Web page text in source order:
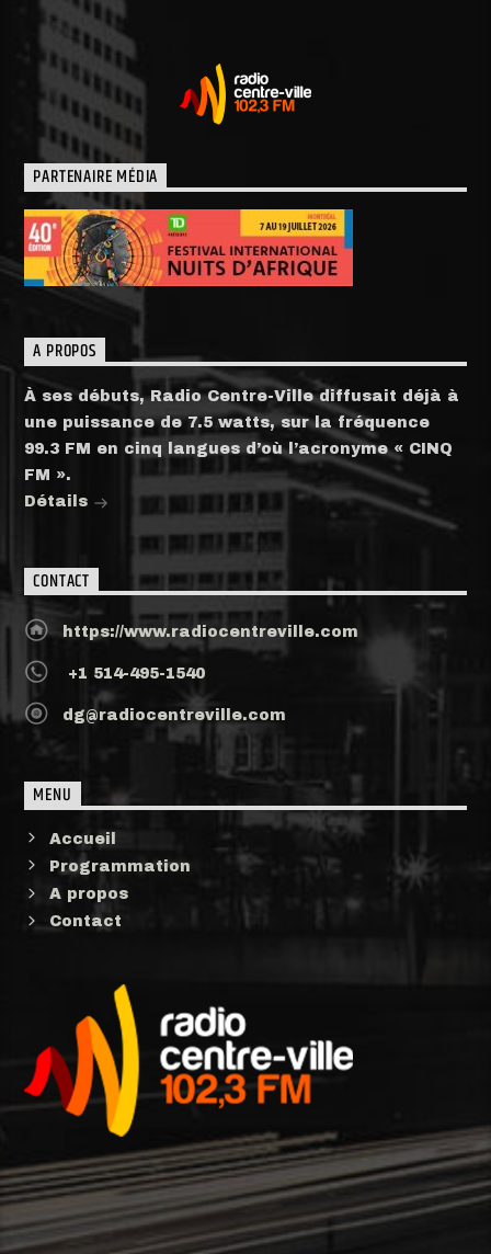
PARTENAIRE MÉDIA
A PROPOS
À ses débuts, Radio Centre-Ville diffusait déjà à
une puissance de 7.5 watts, sur la fréquence
99.3 FM en cinq langues d’où l’acronyme « CINQ
FM ».
Détails
CONTACT
https://www.radiocentreville.com
+1 514-495-1540
dg@radiocentreville.com
MENU
Accueil
Programmation
A propos
Contact